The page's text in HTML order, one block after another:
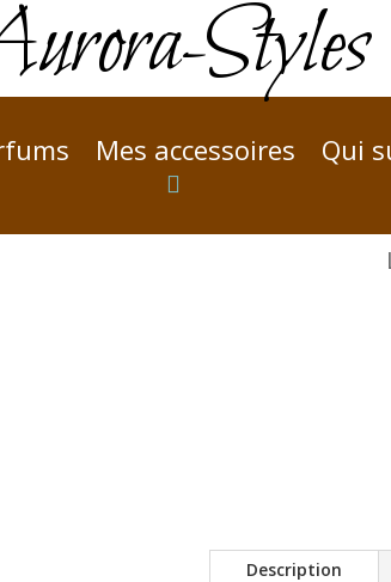
Styles
Mes accessoires Qui
Description